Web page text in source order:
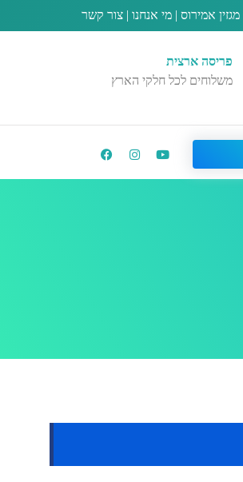
מגזין אמירוס | מי אנחנו | צור קשר
פריסה ארצית
משלוחים לכל חלקי הארץ